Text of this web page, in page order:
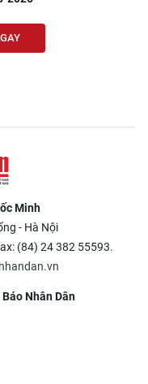
Minh
- Hà Nội
(84) 24 382 55593.
Nhân Dân